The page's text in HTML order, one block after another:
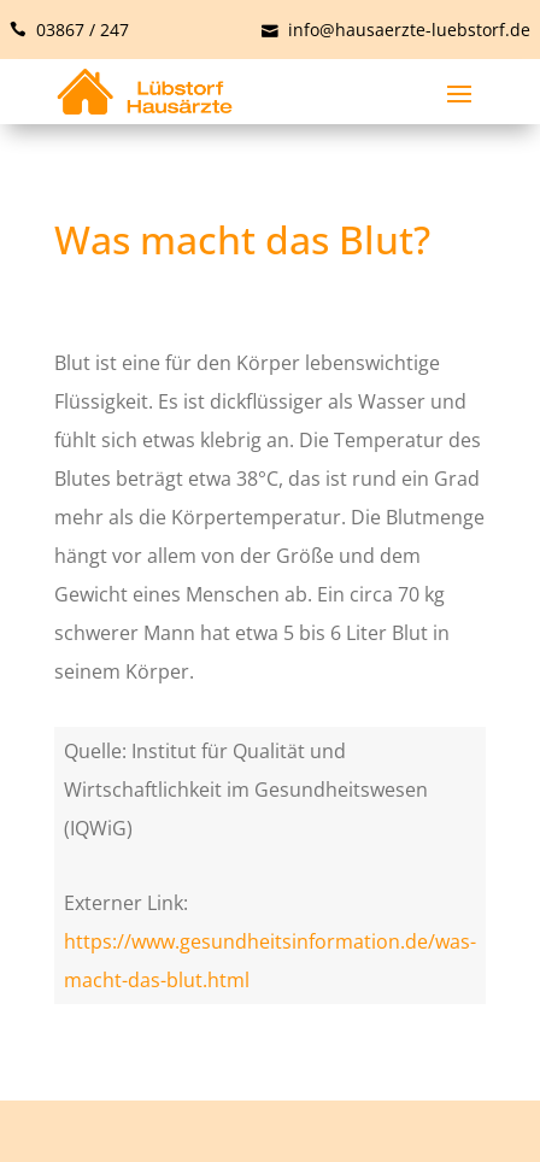
03867 / 247 info@hausaerzte-luebstorf.de
Was macht das Blut?
Blut ist eine für den Körper lebenswichtige
Flüssigkeit. Es ist dickflüssiger als Wasser und
fühlt sich etwas klebrig an. Die Temperatur des
Blutes beträgt etwa 38°C, das ist rund ein Grad
mehr als die Körpertemperatur. Die Blutmenge
hängt vor allem von der Größe und dem
Gewicht eines Menschen ab. Ein circa 70 kg
schwerer Mann hat etwa 5 bis 6 Liter Blut in
seinem Körper.
Quelle: Institut für Qualität und
Wirtschaftlichkeit im Gesundheitswesen
(IQWiG)
Externer Link:
https://www.gesundheitsinformation.de/was-
macht-das-blut.html